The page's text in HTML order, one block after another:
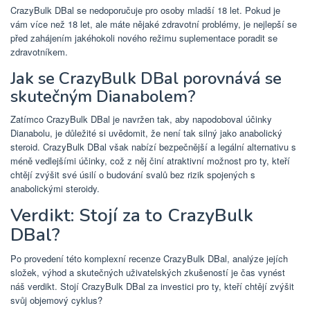
CrazyBulk DBal se nedoporučuje pro osoby mladší 18 let. Pokud je
vám více než 18 let, ale máte nějaké zdravotní problémy, je nejlepší se
před zahájením jakéhokoli nového režimu suplementace poradit se
zdravotníkem.
Jak se CrazyBulk DBal porovnává se
skutečným Dianabolem?
Zatímco CrazyBulk DBal je navržen tak, aby napodoboval účinky
Dianabolu, je důležité si uvědomit, že není tak silný jako anabolický
steroid. CrazyBulk DBal však nabízí bezpečnější a legální alternativu s
méně vedlejšími účinky, což z něj činí atraktivní možnost pro ty, kteří
chtějí zvýšit své úsilí o budování svalů bez rizik spojených s
anabolickými steroidy.
Verdikt: Stojí za to CrazyBulk
DBal?
Po provedení této komplexní recenze CrazyBulk DBal, analýze jejích
složek, výhod a skutečných uživatelských zkušeností je čas vynést
náš verdikt. Stojí CrazyBulk DBal za investici pro ty, kteří chtějí zvýšit
svůj objemový cyklus?